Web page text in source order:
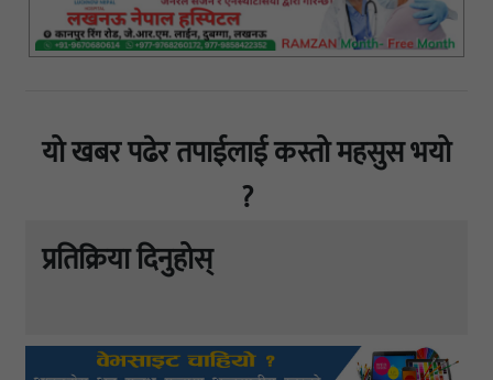
यो खबर पढेर तपाईलाई कस्तो महसुस भयो
?
प्रतिक्रिया दिनुहोस्